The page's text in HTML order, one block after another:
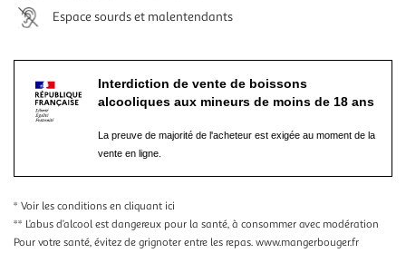
Espace sourds et malentendants
Interdiction de vente de boissons
alcooliques aux mineurs de moins de 18 ans
La preuve de majorité de l'acheteur est exigée au moment de la
vente en ligne.
* Voir les conditions en cliquant ici
** L’abus d’alcool est dangereux pour la santé, à consommer avec modération
Pour votre santé, évitez de grignoter entre les repas. www.mangerbouger.fr